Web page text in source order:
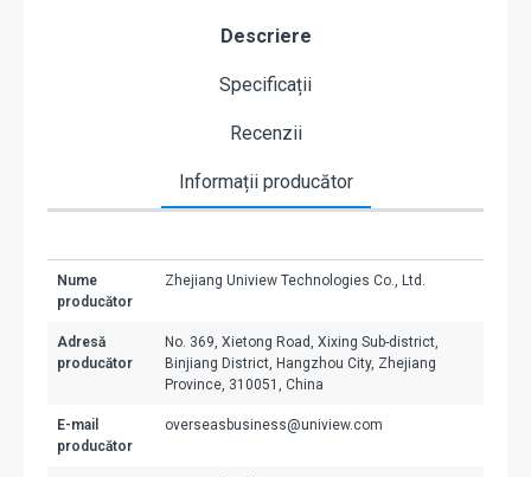
Descriere
Specificații
Recenzii
Informații producător
Nume
producător
Zhejiang Uniview Technologies Co., Ltd.
Adresă
producător
No. 369, Xietong Road, Xixing Sub-district,
Binjiang District, Hangzhou City, Zhejiang
Province, 310051, China
E-mail
producător
overseasbusiness@uniview.com